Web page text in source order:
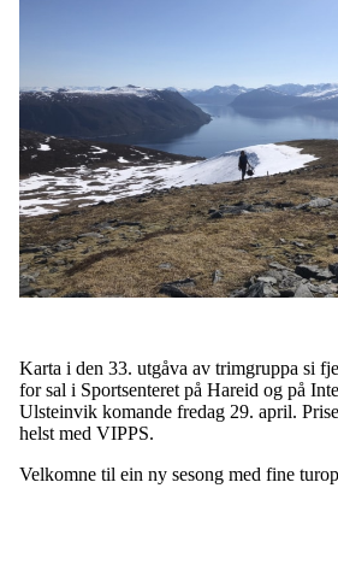
Karta i den 33. utgåva av trimgruppa si
for sal i Sportsenteret på Hareid og på
Ulsteinvik komande fredag 29. april.
helst med VIPPS.
Velkomne til ein ny sesong med fine